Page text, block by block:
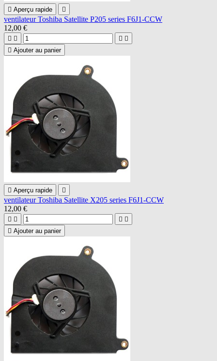
 Aperçu rapide 
ventilateur Toshiba Satellite P205 series F6J1-CCW
12,00 €
   
 Ajouter au panier
 Aperçu rapide 
ventilateur Toshiba Satellite X205 series F6J1-CCW
12,00 €
   
 Ajouter au panier